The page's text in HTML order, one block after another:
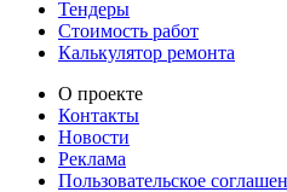
Тендеры
Стоимость работ
Калькулятор ремонта
О проекте
Контакты
Новости
Реклама
Пользовательское